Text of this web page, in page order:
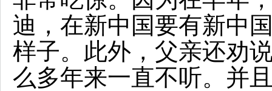
迪，在新中国要有新中
样子。此外，父亲还劝
么多年来一直不听。并